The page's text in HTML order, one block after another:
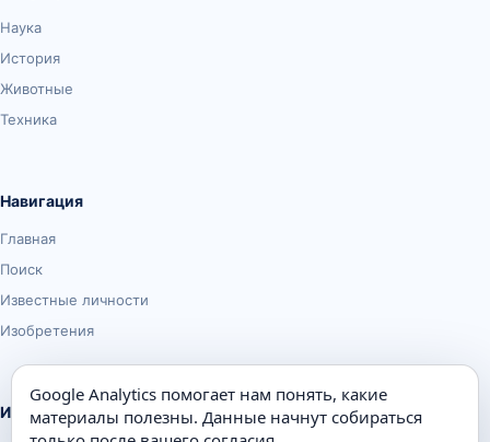
Наука
История
Животные
Техника
Навигация
Главная
Поиск
Известные личности
Изобретения
Информация
Google Analytics помогает нам понять, какие
материалы полезны. Данные начнут собираться